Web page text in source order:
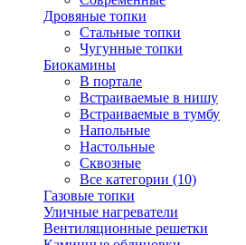
Дровяные топки
Стальные топки
Чугунные топки
Биокамины
В портале
Встраиваемые в нишу
Встраиваемые в тумбу
Напольные
Настольные
Сквозные
Все категории (10)
Газовые топки
Уличные нагреватели
Вентиляционные решетки